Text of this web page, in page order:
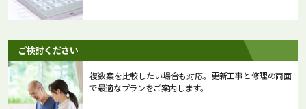
ご検討ください
複数案を比較したい場合も対応。更新工事と修理の両面
で最適なプランをご案内します。